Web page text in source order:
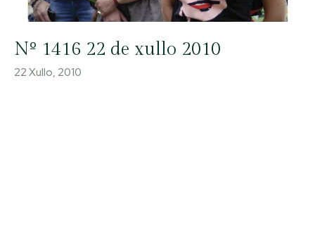
Nº 1416 22 de xullo 2010
22 Xullo, 2010